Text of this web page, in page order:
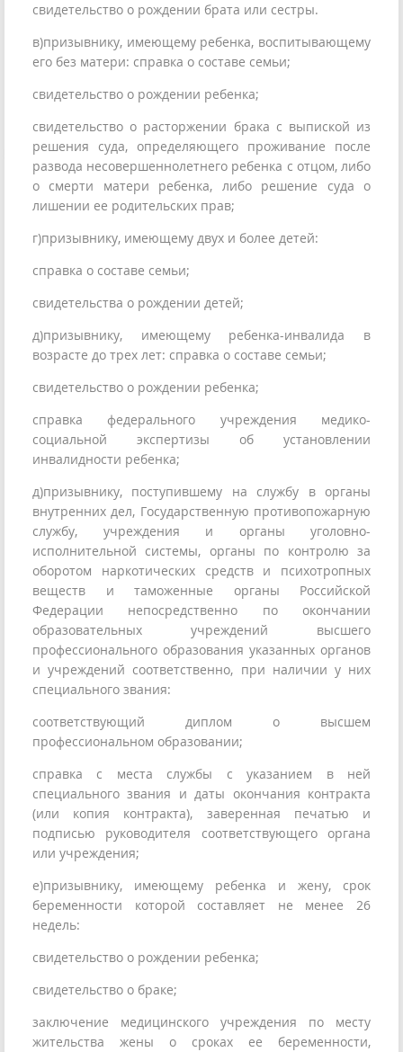
свидетельство о рождении брата или сестры.
в)призывнику, имеющему ребенка, воспитывающему
его без матери: справка о составе семьи;
свидетельство о рождении ребенка;
свидетельство о расторжении брака с выпиской из
решения суда, определяющего проживание после
развода несовершеннолетнего ребенка с отцом, либо
о смерти матери ребенка, либо решение суда о
лишении ее родительских прав;
г)призывнику, имеющему двух и более детей:
справка о составе семьи;
свидетельства о рождении детей;
д)призывнику, имеющему ребенка-инвалида в
возрасте до трех лет: справка о составе семьи;
свидетельство о рождении ребенка;
справка федерального учреждения медико-
социальной экспертизы об установлении
инвалидности ребенка;
д)призывнику, поступившему на службу в органы
внутренних дел, Государственную противопожарную
службу, учреждения и органы уголовно-
исполнительной системы, органы по контролю за
оборотом наркотических средств и психотропных
веществ и таможенные органы Российской
Федерации непосредственно по окончании
образовательных учреждений высшего
профессионального образования указанных органов
и учреждений соответственно, при наличии у них
специального звания:
соответствующий диплом о высшем
профессиональном образовании;
справка с места службы с указанием в ней
специального звания и даты окончания контракта
(или копия контракта), заверенная печатью и
подписью руководителя соответствующего органа
или учреждения;
е)призывнику, имеющему ребенка и жену, срок
беременности которой составляет не менее 26
недель:
свидетельство о рождении ребенка;
свидетельство о браке;
заключение медицинского учреждения по месту
жительства жены о сроках ее беременности,